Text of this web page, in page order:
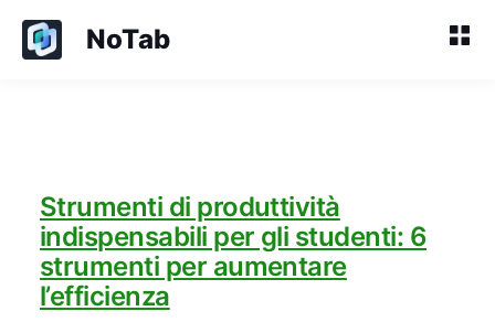
NoTab
Strumenti di produttività
indispensabili per gli studenti: 6
strumenti per aumentare
l’efficienza